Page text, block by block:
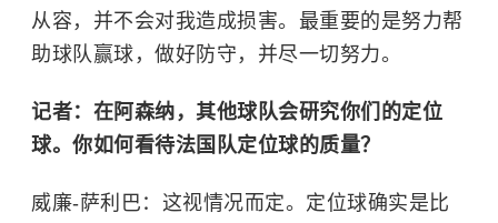
从容，并不会对我造成损害。最重要的是努力帮
助球队赢球，做好防守，并尽一切努力。
记者：在阿森纳，其他球队会研究你们的定位
球。你如何看待法国队定位球的质量？
威廉-萨利巴：这视情况而定。定位球确实是比